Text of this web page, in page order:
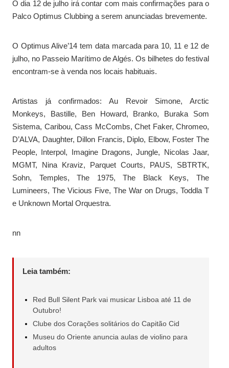
O dia 12 de julho irá contar com mais confirmações para o
Palco Optimus Clubbing a serem anunciadas brevemente.
O Optimus Alive’14 tem data marcada para 10, 11 e 12 de
julho, no Passeio Marítimo de Algés. Os bilhetes do festival
encontram-se à venda nos locais habituais.
Artistas já confirmados: Au Revoir Simone, Arctic
Monkeys, Bastille, Ben Howard, Branko, Buraka Som
Sistema, Caribou, Cass McCombs, Chet Faker, Chromeo,
D’ALVA, Daughter, Dillon Francis, Diplo, Elbow, Foster The
People, Interpol, Imagine Dragons, Jungle, Nicolas Jaar,
MGMT, Nina Kraviz, Parquet Courts, PAUS, SBTRTK,
Sohn, Temples, The 1975, The Black Keys, The
Lumineers, The Vicious Five, The War on Drugs, Toddla T
e Unknown Mortal Orquestra.
nn
Leia também:
Red Bull Silent Park vai musicar Lisboa até 11 de
Outubro!
Clube dos Corações solitários do Capitão Cid
Museu do Oriente anuncia aulas de violino para
adultos